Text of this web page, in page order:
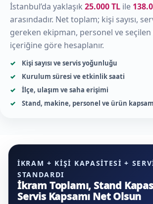
İstanbul’da yaklaşık 25.000 TL ile
arasındadır. Net toplam; kişi sayısı,
gereken ekipman, personel ve
içeriğine göre hesaplanır.
Kişi sayısı ve servis yoğunluğu
Kurulum süresi ve etkinlik saati
İlçe, ulaşım ve saha erişimi
Stand, makine, personel ve ürün
İKRAM + KIŞI KAPASITESI +
STANDARDI
İkram Toplamı, Stand
Servis Kapsamı Net Olsun